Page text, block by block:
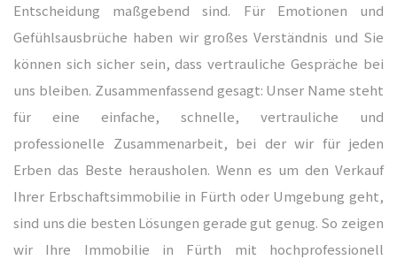
Entscheidung maßgebend sind. Für Emotionen und
Gefühlsausbrüche haben wir großes Verständnis und Sie
können sich sicher sein, dass vertrauliche Gespräche bei
uns bleiben. Zusammenfassend gesagt: Unser Name steht
für eine einfache, schnelle, vertrauliche und
professionelle Zusammenarbeit, bei der wir für jeden
Erben das Beste herausholen. Wenn es um den Verkauf
Ihrer Erbschaftsimmobilie in Fürth oder Umgebung geht,
sind uns die besten Lösungen gerade gut genug. So zeigen
wir Ihre Immobilie in Fürth mit hochprofessionell